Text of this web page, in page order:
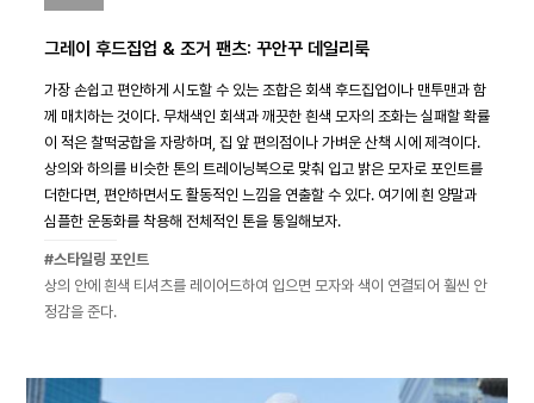
그레이 후드집업 & 조거 팬츠: 꾸안꾸 데일리룩
가장 손쉽고 편안하게 시도할 수 있는 조합은 회색 후드집업이나 맨투맨과 함
께 매치하는 것이다. 무채색인 회색과 깨끗한 흰색 모자의 조화는 실패할 확률
이 적은 찰떡궁합을 자랑하며, 집 앞 편의점이나 가벼운 산책 시에 제격이다.
상의와 하의를 비슷한 톤의 트레이닝복으로 맞춰 입고 밝은 모자로 포인트를
더한다면, 편안하면서도 활동적인 느낌을 연출할 수 있다. 여기에 흰 양말과
심플한 운동화를 착용해 전체적인 톤을 통일해보자.
#스타일링 포인트
상의 안에 흰색 티셔츠를 레이어드하여 입으면 모자와 색이 연결되어 훨씬 안
정감을 준다.